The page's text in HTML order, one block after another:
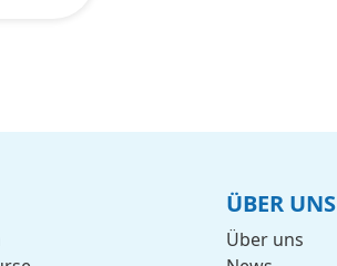
ÜBER UNS
Über uns